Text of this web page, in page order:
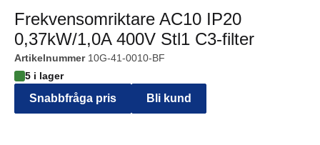
Frekvensomriktare AC10 IP20
0,37kW/1,0A 400V Stl1 C3-filter
Artikelnummer 10G-41-0010-BF
5 i lager
Snabbfråga pris Bli kund